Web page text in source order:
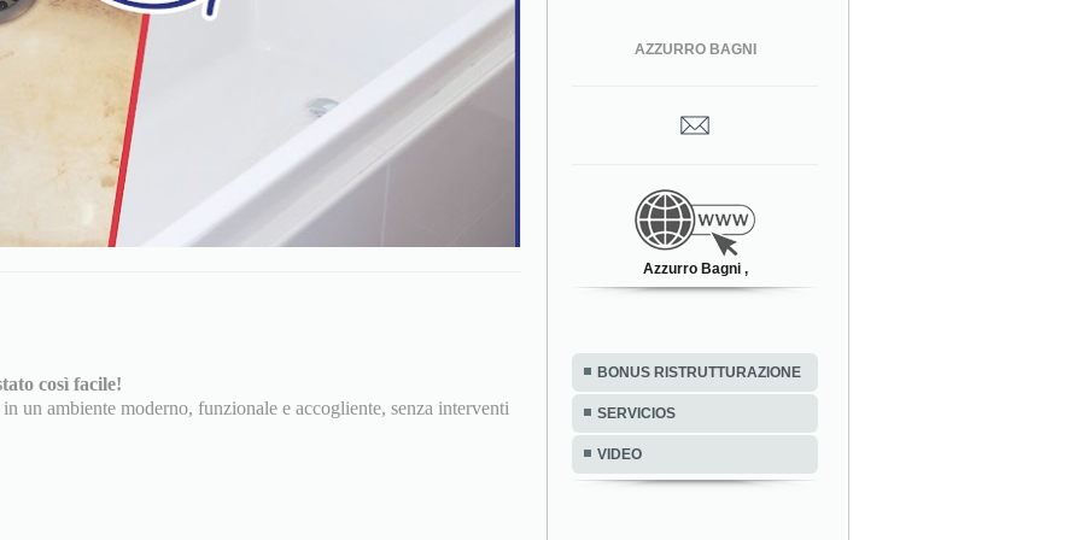
così facile!
un ambiente moderno, funzionale e accogliente, senza interventi
AZZURRO BAGNI
Azzurro Bagni ,
BONUS RISTRUTTURAZIONE
SERVICIOS
VIDEO